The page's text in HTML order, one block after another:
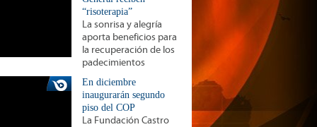
“risoterapia”
La sonrisa y alegría
aporta beneficios para
la recuperación de los
padecimientos
En diciembre
inaugurarán segundo
piso del COP
La Fundación Castro